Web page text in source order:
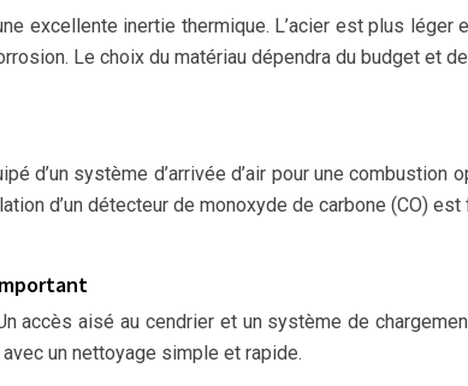
excellente inertie thermique. L’acier est plus léger
Le choix du matériau dépendra du budget et
d’un système d’arrivée d’air pour une combustion
d’un détecteur de monoxyde de carbone (CO)
accès aisé au cendrier et un système de
un nettoyage simple et rapide.